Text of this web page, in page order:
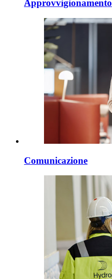
Approvvigionamento
Comunicazione